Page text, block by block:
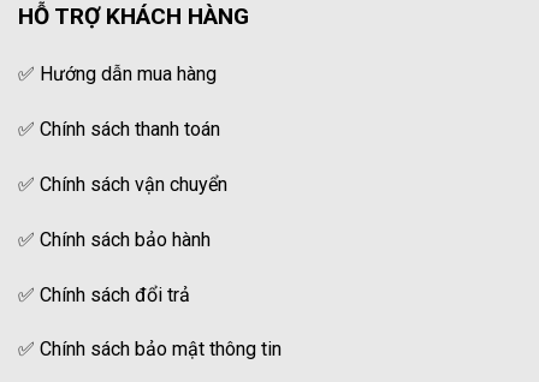
HỖ TRỢ KHÁCH HÀNG
✅ Hướng dẫn mua hàng
✅ Chính sách thanh toán
✅ Chính sách vận chuyển
✅ Chính sách bảo hành
✅ Chính sách đổi trả
✅ Chính sách bảo mật thông tin